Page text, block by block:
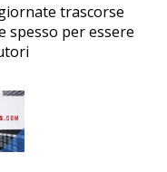
trascorse
spesso per essere